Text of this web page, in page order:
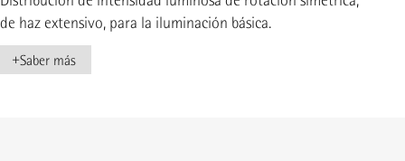
de haz extensivo, para la iluminación básica.
+Saber más